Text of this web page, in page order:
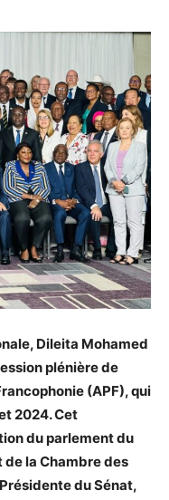
Dileita Mohamed
plénière de
(APF), qui
2024. Cet
du parlement du
de la Chambre des
du Sénat,